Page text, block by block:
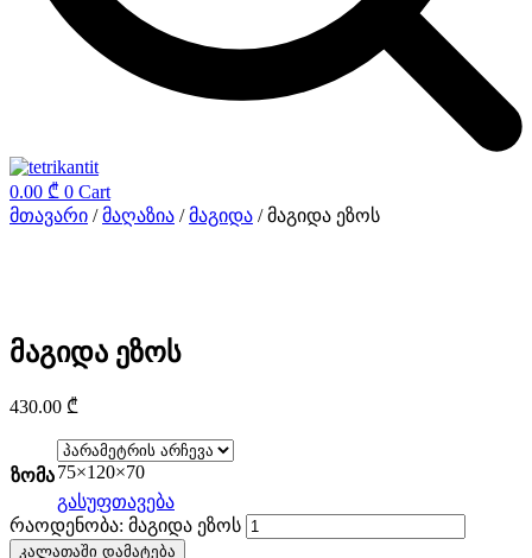
0.00 ₾ 0 Cart
მთავარი /მაღაზია /მაგიდა / მაგიდა ეზოს
მაგიდა ეზოს
430.00 ₾
ზომა75×120×70
გასუფთავება
რაოდენობა: მაგიდა ეზოს
კალათაში დამატება